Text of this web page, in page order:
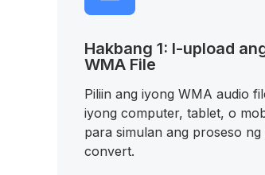
Hakbang 1: I-upload
WMA File
Piliin ang iyong WMA audio
iyong computer, tablet, o
para simulan ang proseso ng
convert.